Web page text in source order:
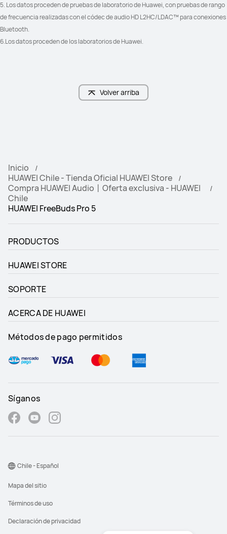
5. Los datos proceden de pruebas de laboratorio de Huawei, con pruebas de rango
de frecuencia realizadas con el códec de audio HD L2HC/LDAC™ para conexiones
Bluetooth.
6.Los datos proceden de los laboratorios de Huawei.
Volver arriba
Inicio
HUAWEI Chile - Tienda Oficial HUAWEI Store
Compra HUAWEI Audio丨Oferta exclusiva - HUAWEI
Chile
HUAWEI FreeBuds Pro 5
PRODUCTOS
HUAWEI STORE
SOPORTE
ACERCA DE HUAWEI
Métodos de pago permitidos
Síganos
Mapa del sitio
Términos de uso
Declaración de privacidad
Chile - Español